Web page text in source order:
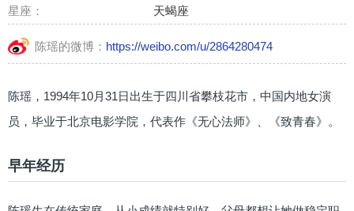
星座： 天蝎座
陈瑶的微博： https://weibo.com/u/2864280474
陈瑶，1994年10月31日出生于四川省攀枝花市，中国内地女演
员，毕业于北京电影学院，代表作《无心法师》、《致青春》。
早年经历